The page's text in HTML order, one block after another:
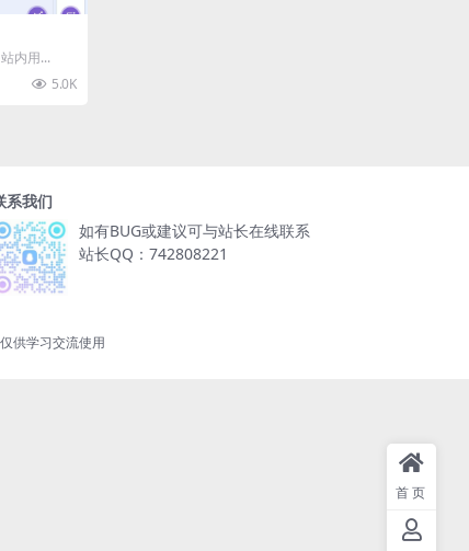
内用...
5.0K
系我们
如有BUG或建议可与站长在线联系
站长QQ：742808221
供学习交流使用
首页